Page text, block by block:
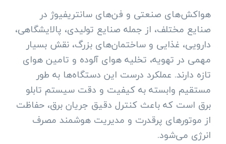
هواکش‌های صنعتی و فن‌های سانتریفیوژ در
صنایع مختلف، از جمله صنایع تولیدی، پالایشگاهی،
دارویی، غذایی و ساختمان‌های بزرگ، نقش بسیار
مهمی در تهویه، تخلیه هوای آلوده و تامین هوای
تازه دارند. عملکرد درست این دستگاه‌ها به طور
مستقیم وابسته به کیفیت و دقت سیستم تابلو
برق است که باعث کنترل دقیق جریان برق، حفاظت
از موتورهای پرقدرت و مدیریت هوشمند مصرف
انرژی می‌شود.